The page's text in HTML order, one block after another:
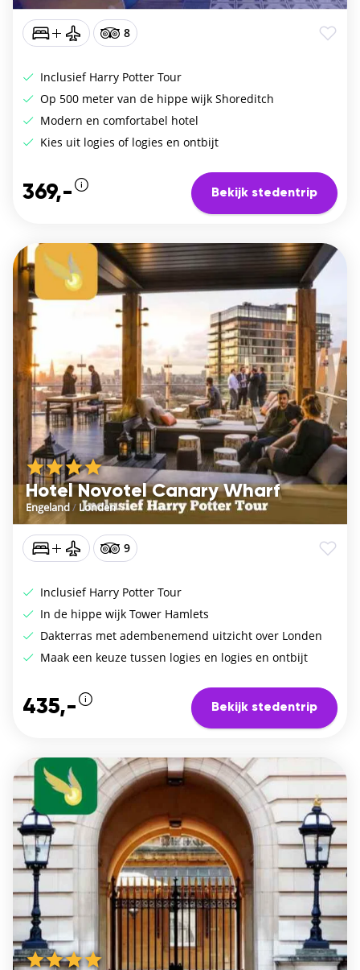
8
Inclusief Harry Potter Tour
Op 500 meter van de hippe wijk Shoreditch
Modern en comfortabel hotel
Kies uit logies of logies en ontbijt
369,- Bekijk stedentrip
Hotel Novotel Canary Wharf
Engeland/ Londen
9
Inclusief Harry Potter Tour
In de hippe wijk Tower Hamlets
Dakterras met adembenemend uitzicht over Londen
Maak een keuze tussen logies en logies en ontbijt
435,- Bekijk stedentrip